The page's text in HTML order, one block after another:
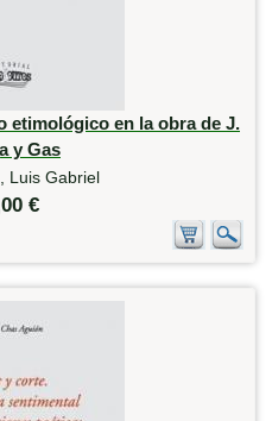
etimológico en la obra de J.
y Gas
Luis Gabriel
€